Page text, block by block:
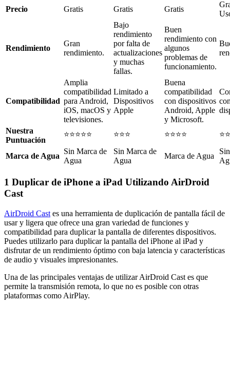
Precio Gratis Gratis Gratis
Rendimiento
Gran
rendimiento.
Bajo
rendimiento
por falta de
actualizaciones
y muchas
fallas.
Buen
rendimiento con
algunos
problemas de
funcionamiento.
Compatibilidad
Amplia
compatibilidad
para Android,
iOS, macOS y
televisiones.
Limitado a
Dispositivos
Apple
Buena
compatibilidad
con dispositivos
Android, Apple
y Microsoft.
Nuestra
Puntuación
⭐⭐⭐⭐⭐ ⭐⭐⭐ ⭐⭐⭐⭐
Marca de Agua
Sin Marca de
Agua
Sin Marca de
Agua
Marca de Agua
1 Duplicar de iPhone a iPad Utilizando AirDroid
Cast
AirDroid Cast es una herramienta de duplicación de pantalla fácil de
usar y ligera que ofrece una gran variedad de funciones y
compatibilidad para duplicar la pantalla de diferentes dispositivos.
Puedes utilizarlo para duplicar la pantalla del iPhone al iPad y
disfrutar de un rendimiento óptimo con baja latencia y características
de audio y visuales impresionantes.
Una de las principales ventajas de utilizar AirDroid Cast es que
permite la transmisión remota, lo que no es posible con otras
plataformas como AirPlay.